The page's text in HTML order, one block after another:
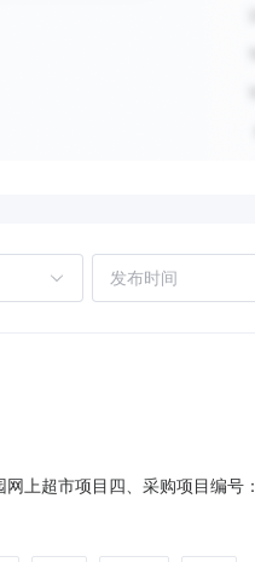
上超市项目四、采购项目编号：
号笔得力/de